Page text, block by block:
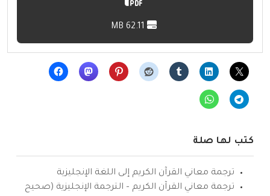
كتب لها صلة
ترجمة معاني القرآن الكريم إلى اللغة الإنجليزية
ترجمة معاني القرآن الكريم – الترجمة الإنجليزية (صحيح